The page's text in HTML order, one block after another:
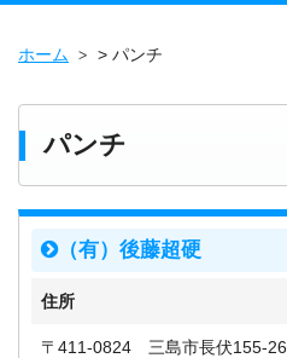
ホーム > パンチ
パンチ
（有）後藤超硬
住所
〒411-0824 三島市長伏155-26